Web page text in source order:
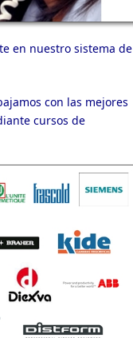
en nuestro sistema de
con las mejores
cursos de